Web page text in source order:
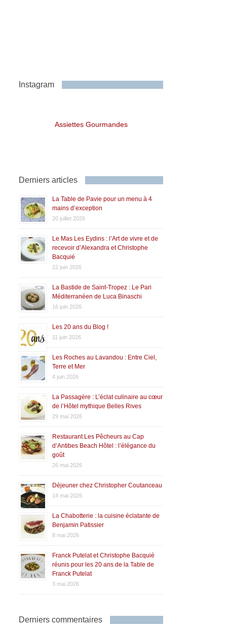
Instagram
Assiettes Gourmandes
Derniers articles
La Table de Pavie pour un menu à 4
mains d’exception
20 juillet 2026
Le Mas Les Eydins : l’Art de vivre et de
recevoir d’Alexandra et Christophe
Bacquié
22 juin 2026
La Bastide de Saint-Tropez : Le Pari
Méditerranéen de Luca Binaschi
16 juin 2026
Les 20 ans du Blog !
11 juin 2026
Les Roches au Lavandou : Entre Ciel,
Terre et Mer
4 juin 2026
La Passagère : L’éclat culinaire au cœur
de l’Hôtel mythique Belles Rives
29 mai 2026
Restaurant Les Pêcheurs au Cap
d’Antibes Beach Hôtel : l’élégance du
goût
26 mai 2026
Déjeuner chez Christopher Coutanceau
14 mai 2026
La Chabotterie : la cuisine éclatante de
Benjamin Patissier
8 mai 2026
Franck Putelat et Christophe Bacquié
réunis pour les 20 ans de la Table de
Franck Putelat
3 mai 2026
Derniers commentaires